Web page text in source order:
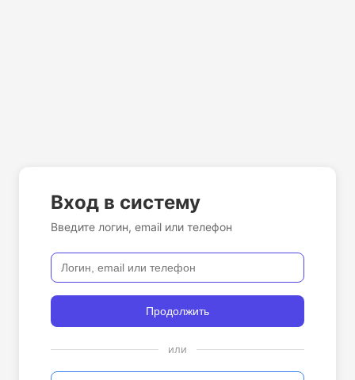
Вход в систему
Введите логин, email или телефон
Продолжить
или